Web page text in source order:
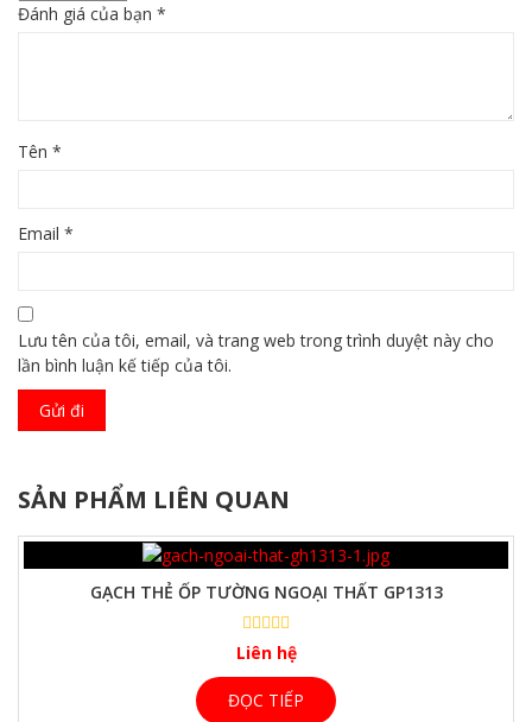
Đánh giá của bạn *
Tên *
Email *
Lưu tên của tôi, email, và trang web trong trình duyệt này cho
lần bình luận kế tiếp của tôi.
SẢN PHẨM LIÊN QUAN
GẠCH THẺ ỐP TƯỜNG NGOẠI THẤT GP1313
Liên hệ
ĐỌC TIẾP